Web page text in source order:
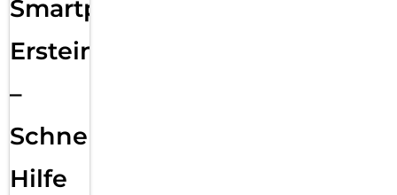
Smartphone
Ersteinrichtung
–
Schnelle
Hilfe